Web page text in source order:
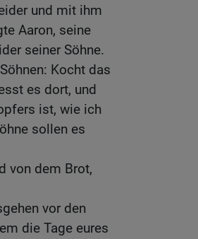
und mit ihm
Aaron, seine
seiner Söhne.
Kocht das
es dort, und
ist, wie ich
sollen es
von dem Brot,
vor den
die Tage eures